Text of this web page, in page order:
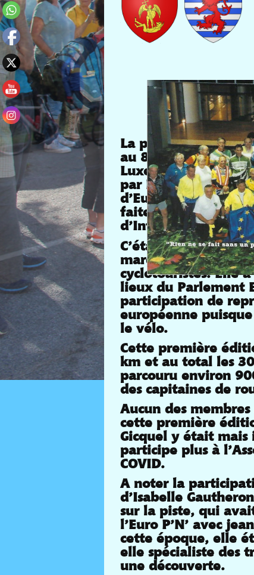
Cette
C’est pour la
La première
au 8 octobre de
Luxembourg ⋙
par Bar-Le-Duc vers
d’Europe près de
faite avec
d’Information pour
C’était la première
marquer le nouveau
cyclotouristes. Elle
lieux du Parlement
participation de
européenne
le vélo.
Cette première
km et au total les
parcouru environ
des capitaines de
Aucun des
cette première
Gicquel y était
participe plus à
COVID.
A noter la
d’Isabelle
sur la piste, qui
l’Euro P’N’ avec
cette époque, elle
elle spécialiste des
une découverte.